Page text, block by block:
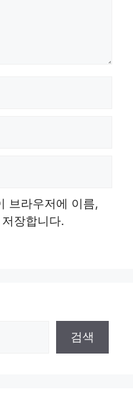
브라우저에 이름,
장합니다.
검색